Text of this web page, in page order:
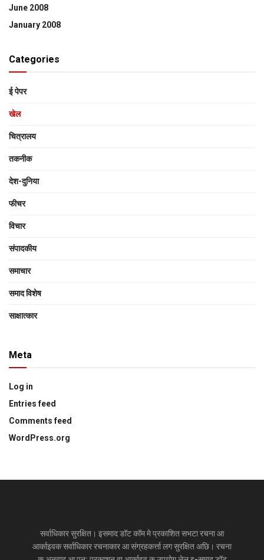
June 2008
January 2008
Categories
ई पेपर
खेल
चित्रालय
तकनीक
देश-दुनिया
फीचर
विचार
संपादकीय
समाचार
समाद विशेष
साक्षात्‍कार
Meta
Log in
Entries feed
Comments feed
WordPress.org
सर्वाधिकार सुरक्षित। इसमाद डॉट कॉम मे प्रकाशित सभटा रचना आ
आर्काइवक सर्वाधिकार रचनाकार आ संग्रहकर्त्ता लग सुरक्षित अछि। रचना